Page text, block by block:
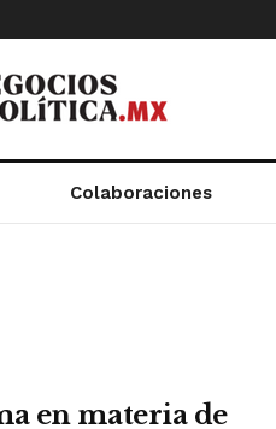
Colaboraciones
en materia de